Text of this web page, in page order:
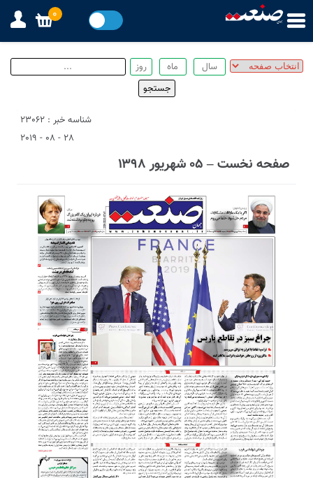
شناسه خبر : 23062
28 - 08 - 2019
صفحه نخست – ۰۵ شهریور ۱۳۹۸
1
2
3
6
7
8
9
0